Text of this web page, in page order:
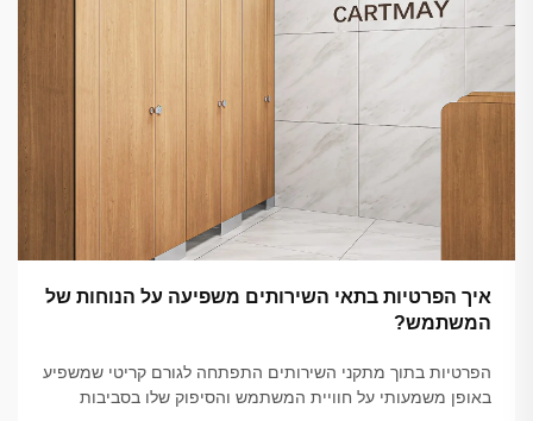
איך הפרטיות בתאי השירותים משפיעה על הנוחות של
המשתמש?
הפרטיות בתוך מתקני השירותים התפתחה לגורם קריטי שמשפיע
באופן משמעותי על חוויית המשתמש והסיפוק שלו בסביבות